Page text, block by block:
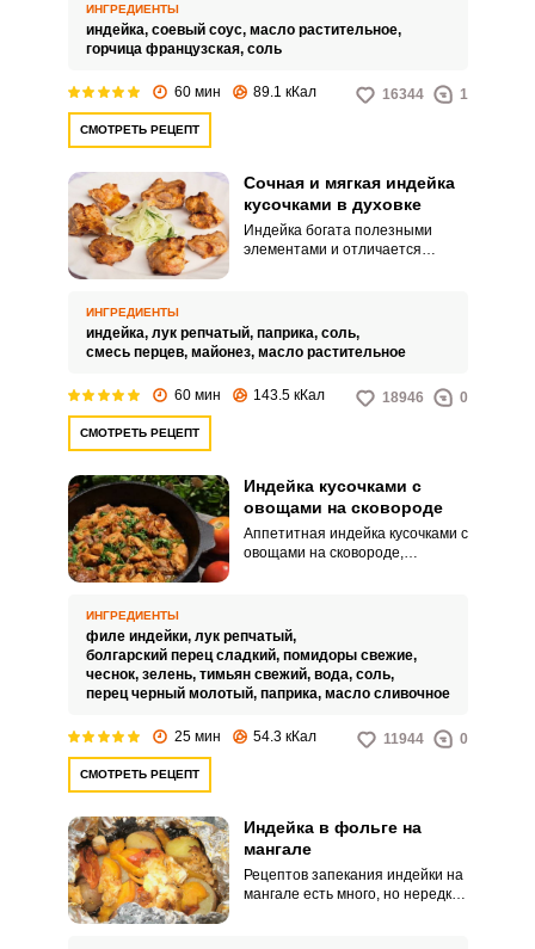
ИНГРЕДИЕНТЫ
индейка, соевый соус, масло растительное,
горчица французская, соль
60 мин 89.1 кКал 16344 1
СМОТРЕТЬ РЕЦЕПТ
Сочная и мягкая индейка
кусочками в духовке
Индейка богата полезными
элементами и отличается
ИНГРЕДИЕНТЫ
индейка, лук репчатый, паприка, соль,
смесь перцев, майонез, масло растительное
60 мин 143.5 кКал 18946 0
СМОТРЕТЬ РЕЦЕПТ
Индейка кусочками с
овощами на сковороде
Аппетитная индейка кусочками с
овощами на сковороде,
ИНГРЕДИЕНТЫ
филе индейки, лук репчатый,
болгарский перец сладкий, помидоры свежие,
чеснок, зелень, тимьян свежий, вода, соль,
перец черный молотый, паприка, масло сливочное
25 мин 54.3 кКал 11944 0
СМОТРЕТЬ РЕЦЕПТ
Индейка в фольге на
мангале
Рецептов запекания индейки на
мангале есть много, но нередко